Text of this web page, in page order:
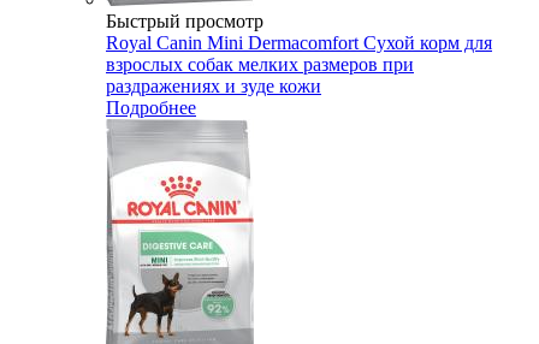
Быстрый просмотр
Royal Canin Mini Dermacomfort Сухой корм для
взрослых собак мелких размеров при
раздражениях и зуде кожи
Подробнее